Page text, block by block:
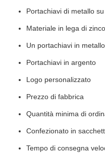
Portachiavi di metallo
Materiale in lega di
Un portachiavi in
Portachiavi in argento
Logo personalizzato
Prezzo di fabbrica
Quantità minima di
Confezionato in
Tempo di consegna